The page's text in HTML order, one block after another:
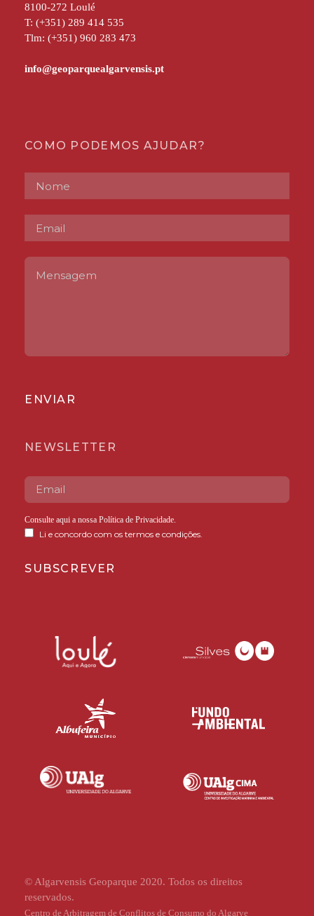
8100-272 Loulé
T: (+351) 289 414 535
Tlm: (+351) 960 283 473
COMO PODEMOS AJUDAR?
ENVIAR
NEWSLETTER
Consulte aqui a nossa Política de Privacidade
Li e concordo com os termos e condições.
© Algarvensis Geoparque 2020. Todos os direitos
reservados.
Centro de Arbitragem de Conflitos de Consumo do Algarve